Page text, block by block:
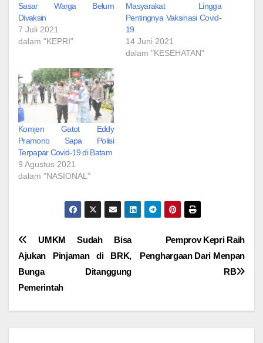
Sasar Warga Belum
Divaksin
7 Juli 2021
dalam "KEPRI"
Masyarakat Lingga
Pentingnya Vaksinasi Covid-
19
14 Juni 2021
dalam "KESEHATAN"
Komjen Gatot Eddy
Pramono Sapa Polisi
Terpapar Covid-19 di Batam
9 Agustus 2021
dalam "NASIONAL"
Navigasi
pos
Pemprov Kepri Raih
Penghargaan Dari Menpan
RB
UMKM Sudah Bisa
Ajukan Pinjaman di BRK,
Bunga Ditanggung
Pemerintah